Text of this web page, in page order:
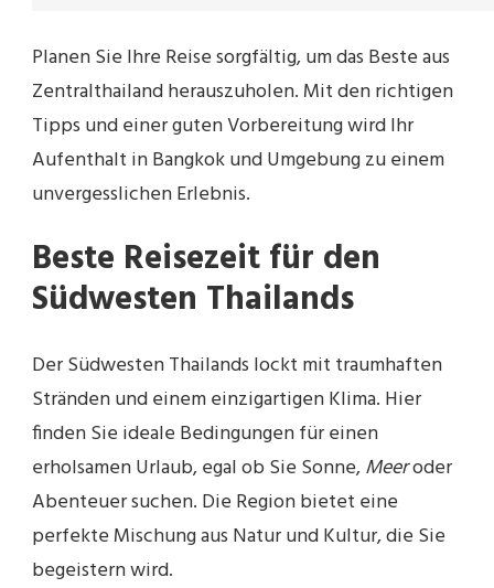
Planen Sie Ihre Reise sorgfältig, um das Beste aus
Zentralthailand herauszuholen. Mit den richtigen
Tipps und einer guten Vorbereitung wird Ihr
Aufenthalt in Bangkok und Umgebung zu einem
unvergesslichen Erlebnis.
Beste Reisezeit für den
Südwesten Thailands
Der Südwesten Thailands lockt mit traumhaften
Stränden und einem einzigartigen Klima. Hier
finden Sie ideale Bedingungen für einen
erholsamen Urlaub, egal ob Sie Sonne,Meeroder
Abenteuer suchen. Die Region bietet eine
perfekte Mischung aus Natur und Kultur, die Sie
begeistern wird.